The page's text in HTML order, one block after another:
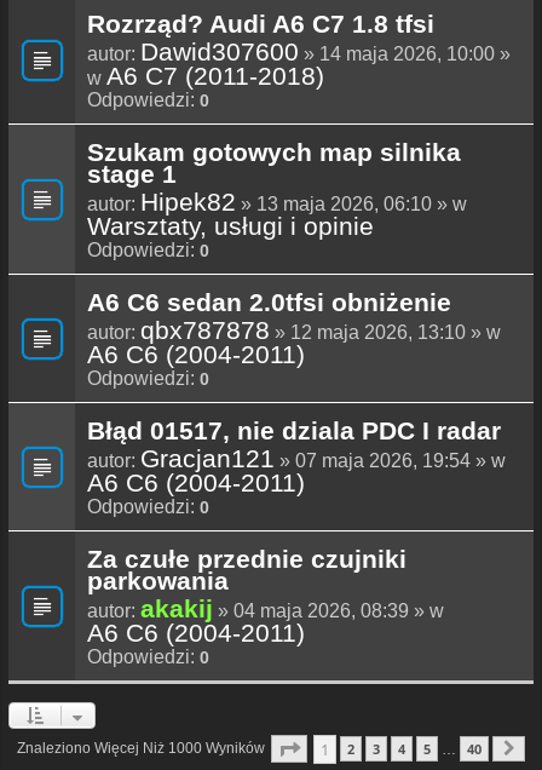
Rozrząd? Audi A6 C7 1.8 tfsi
autor: Dawid307600 » 14 maja 2026, 10:00 »
w A6 C7 (2011-2018)
Odpowiedzi: 0
Szukam gotowych map silnika
stage 1
autor: Hipek82 » 13 maja 2026, 06:10 » w
Warsztaty, usługi i opinie
Odpowiedzi: 0
A6 C6 sedan 2.0tfsi obniżenie
autor: qbx787878 » 12 maja 2026, 13:10 » w
A6 C6 (2004-2011)
Odpowiedzi: 0
Błąd 01517, nie dziala PDC I radar
autor: Gracjan121 » 07 maja 2026, 19:54 » w
A6 C6 (2004-2011)
Odpowiedzi: 0
Za czułe przednie czujniki
parkowania
autor: akakij » 04 maja 2026, 08:39 » w
A6 C6 (2004-2011)
Odpowiedzi: 0
Znaleziono Więcej Niż 1000 Wyników Strona1 40
1 2 3 4 5 40